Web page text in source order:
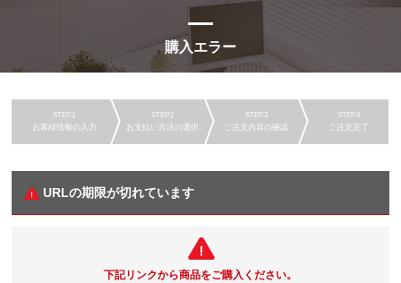
購入エラー
お客様情報の入力 お支払い方法の選択 ご注文内容の確認 ご注文完了
URLの期限が切れています
下記リンクから商品をご購入ください。